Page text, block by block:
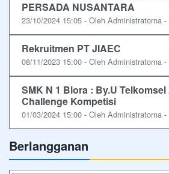
PERSADA NUSANTARA
23/10/2024 15:05 - Oleh Administratorna
Rekruitmen PT JIAEC
08/11/2023 15:00 - Oleh Administratorna
SMK N 1 Blora : By.U
Challenge Kompetisi
01/03/2024 15:00 - Oleh Administratorna
Berlangganan